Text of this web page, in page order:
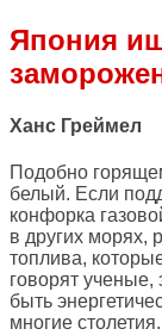
Япония
Ханс Греймел
Подобно
белый. Если
конфорка
в других морях,
топлива,
говорят ученые,
быть
многие столетия.